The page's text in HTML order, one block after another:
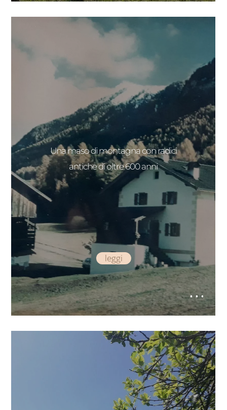
Una maso di montagna con radici
antiche di oltre 600 anni
leggi